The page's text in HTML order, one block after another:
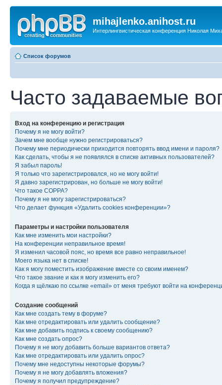
mihajlenko.anihost.ru
Интерлингвистическая конференция Николая
Список форумов
Часто задаваемые
Вход на конференцию и регистрация
Почему я не могу войти?
Зачем мне вообще нужно регистрироваться?
Почему мне периодически приходится повторять ввод имени и пароля?
Как сделать, чтобы я не появлялся в списке активных пользователей?
Я забыл пароль!
Я только что зарегистрировался, но не могу войти!
Я давно зарегистрирован, но больше не могу войти!
Что такое COPPA?
Почему я не могу зарегистрироваться?
Что делает функция «Удалить cookies конференции»?
Параметры и настройки пользователя
Как мне изменить мои настройки?
На конференции неправильное время!
Я изменил часовой пояс, но время все равно неправильное!
Моего языка нет в списке!
Как я могу поместить изображение вместе со своим именем?
Что такое звание и как я могу изменить его?
Когда я щёлкаю по ссылке «email» от меня требуют войти на
Создание сообщений
Как мне создать тему в форуме?
Как мне отредактировать или удалить сообщение?
Как мне добавить подпись к своему сообщению?
Как мне создать опрос?
Почему я не могу добавить больше вариантов ответа?
Как мне отредактировать или удалить опрос?
Почему мне недоступны некоторые форумы?
Почему я не могу добавлять вложения?
Почему я получил предупреждение?